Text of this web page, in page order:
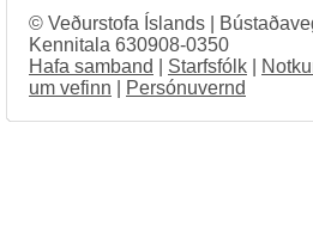
© Veðurstofa Íslands |
Kennitala 630908-0350
Hafa samband
Starfsfólk
um vefinn
Persónuvernd